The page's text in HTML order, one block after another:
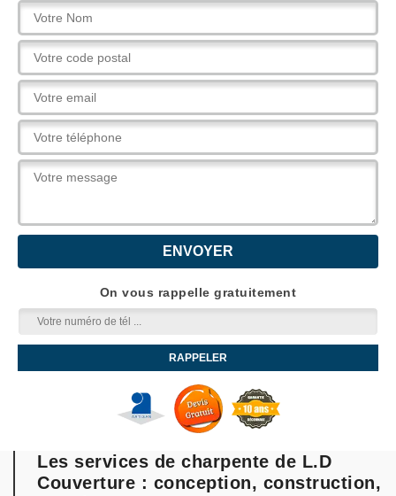
On vous rappelle gratuitement
Les services de charpente de L.D
Couverture : conception, construction,